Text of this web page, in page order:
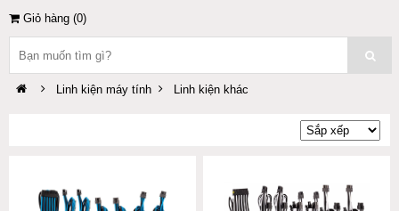
Giỏ hàng (0)
Linh kiện máy tính Linh kiện khác